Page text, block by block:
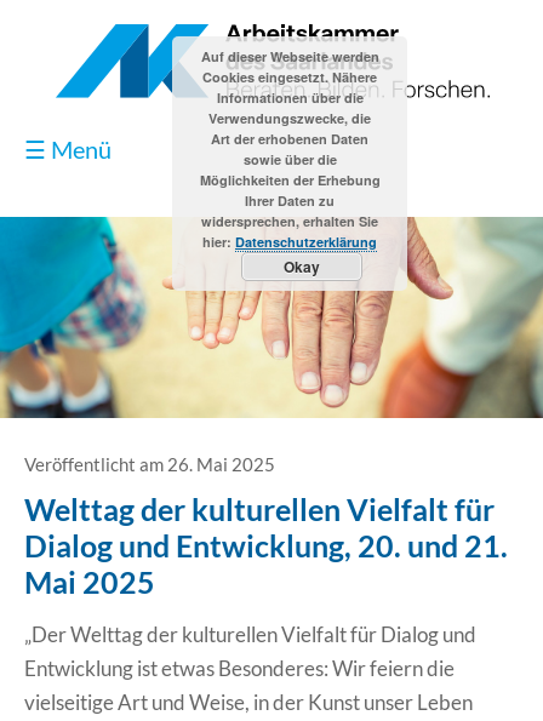
☰ Menü
Blog
Kontakt
Datenschutzerklärung
Veröffentlicht am 26. Mai 2025
Welttag der kulturellen Vielfalt für
Dialog und Entwicklung, 20. und 21.
Mai 2025
„Der Welttag der kulturellen Vielfalt für Dialog und
Entwicklung ist etwas Besonderes: Wir feiern die
vielseitige Art und Weise, in der Kunst unser Leben
Auf dieser Webseite werden
Cookies eingesetzt. Nähere
Informationen über die
Verwendungszwecke, die
Art der erhobenen Daten
sowie über die
Möglichkeiten der Erhebung
Ihrer Daten zu
widersprechen, erhalten Sie
hier: Datenschutzerklärung
Okay